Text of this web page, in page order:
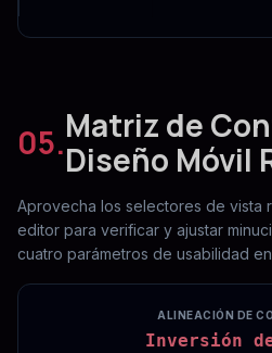
05.Matriz de
Diseño Móvil
Aprovecha los selectores de vista
editor para verificar y ajustar
cuatro parámetros de usabilidad
ALINEACIÓN DE
Inversión